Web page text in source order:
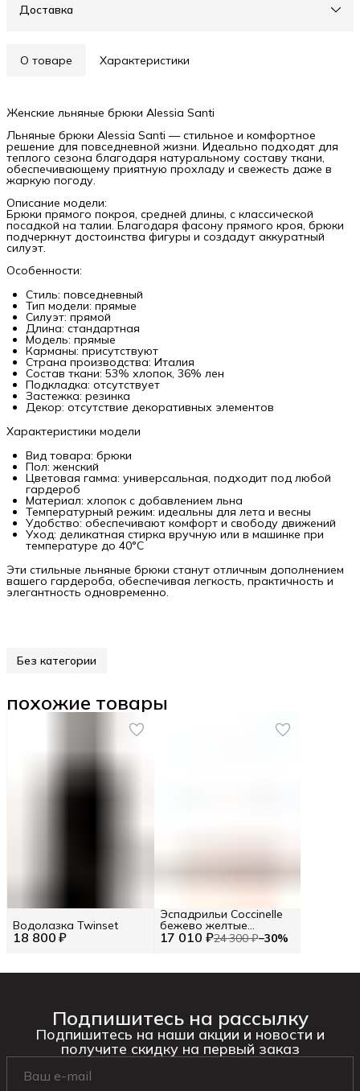
Доставка
О товаре Характеристики
Женские льняные брюки Alessia Santi
Льняные брюки Alessia Santi — стильное и комфортное
решение для повседневной жизни. Идеально подходят для
теплого сезона благодаря натуральному составу ткани,
обеспечивающему приятную прохладу и свежесть даже в
жаркую погоду.
Описание модели:
Брюки прямого покроя, средней длины, с классической
посадкой на талии. Благодаря фасону прямого кроя, брюки
подчеркнут достоинства фигуры и создадут аккуратный
силуэт.
Особенности:
Стиль: повседневный
Тип модели: прямые
Силуэт: прямой
Длина: стандартная
Модель: прямые
Карманы: присутствуют
Страна производства: Италия
Состав ткани: 53% хлопок, 36% лен
Подкладка: отсутствует
Застежка: резинка
Декор: отсутствие декоративных элементов
Характеристики модели
Вид товара: брюки
Пол: женский
Цветовая гамма: универсальная, подходит под любой
гардероб
Материал: хлопок с добавлением льна
Температурный режим: идеальны для лета и весны
Удобство: обеспечивают комфорт и свободу движений
Уход: деликатная стирка вручную или в машинке при
температуре до 40°C
Эти стильные льняные брюки станут отличным дополнением
вашего гардероба, обеспечивая легкость, практичность и
элегантность одновременно.
Без категории
похожие товары
18 800 ₽
Водолазка Twinset
17 010 ₽24 300 ₽−30%
Эспадрильи Coccinelle
бежево желтые
трикотажные
Подпишитесь на рассылку
Подпишитесь на наши акции и новости и
получите скидку на первый заказ